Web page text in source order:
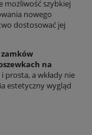
możliwość szybkiej
nowego
dostosować jej
na
prosta, a wkłady nie
estetyczny wygląd